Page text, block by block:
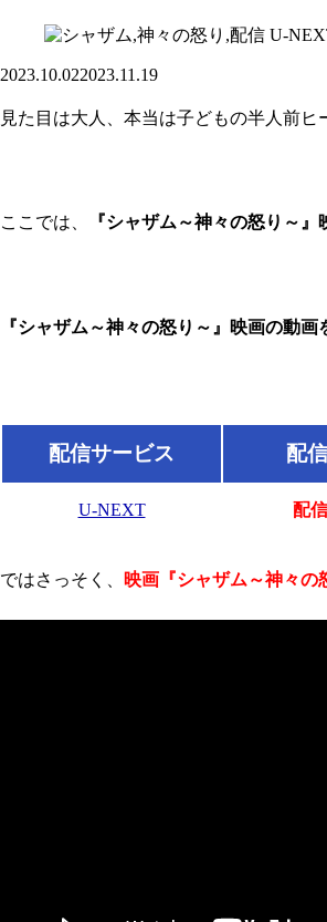
U-
2023.10.022023.11.19
見た目は大人、本当は子どもの半人前ヒ
ここでは、 『シャザム～神々の怒り～
『シャザム～神々の怒り～』映画の動
配信サービス 配
U-NEXT 配
ではさっそく、 映画『シャザム～神々の